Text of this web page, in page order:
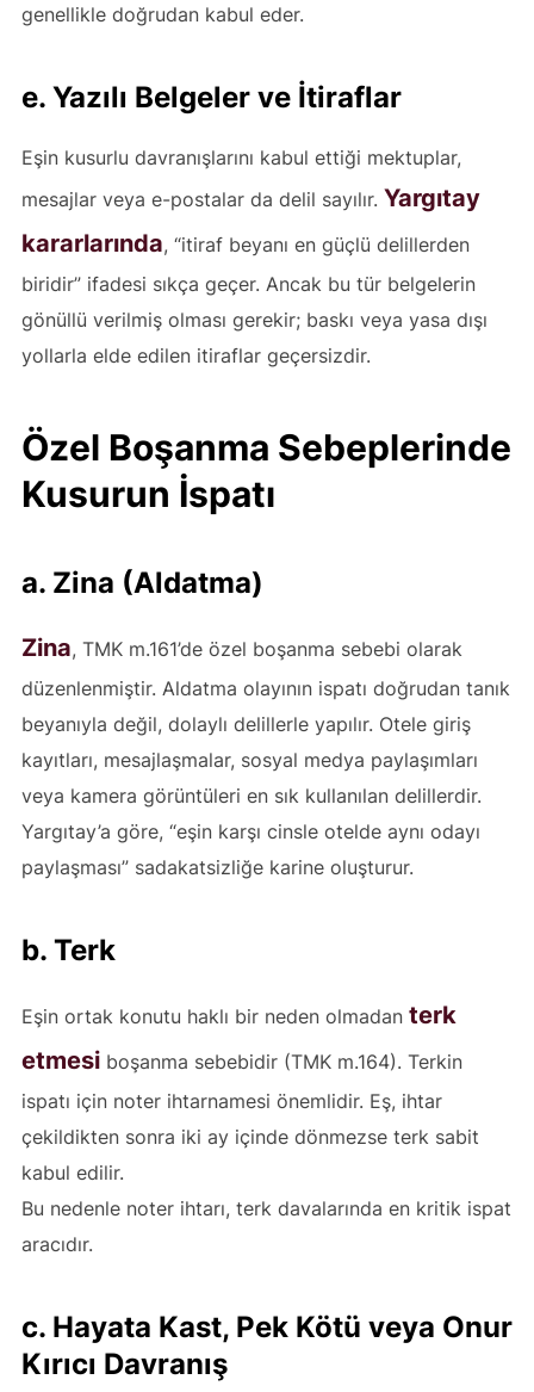
genellikle doğrudan kabul eder.
e. Yazılı Belgeler ve İtiraflar
Eşin kusurlu davranışlarını kabul ettiği mektuplar,
mesajlar veya e-postalar da delil sayılır. Yargıtay
kararlarında, “itiraf beyanı en güçlü delillerden
biridir” ifadesi sıkça geçer. Ancak bu tür belgelerin
gönüllü verilmiş olması gerekir; baskı veya yasa dışı
yollarla elde edilen itiraflar geçersizdir.
Özel Boşanma Sebeplerinde
Kusurun İspatı
a. Zina (Aldatma)
Zina, TMK m.161’de özel boşanma sebebi olarak
düzenlenmiştir. Aldatma olayının ispatı doğrudan tanık
beyanıyla değil, dolaylı delillerle yapılır. Otele giriş
kayıtları, mesajlaşmalar, sosyal medya paylaşımları
veya kamera görüntüleri en sık kullanılan delillerdir.
Yargıtay’a göre, “eşin karşı cinsle otelde aynı odayı
paylaşması” sadakatsizliğe karine oluşturur.
b. Terk
Eşin ortak konutu haklı bir neden olmadan terk
etmesi boşanma sebebidir (TMK m.164). Terkin
ispatı için noter ihtarnamesi önemlidir. Eş, ihtar
çekildikten sonra iki ay içinde dönmezse terk sabit
kabul edilir.
Bu nedenle noter ihtarı, terk davalarında en kritik ispat
aracıdır.
c. Hayata Kast, Pek Kötü veya Onur
Kırıcı Davranış